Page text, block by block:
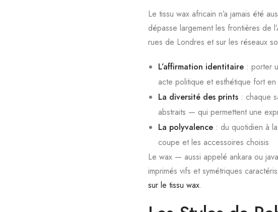
Le tissu wax africain n’a jamais été
dépasse largement les frontières de
rues de Londres et sur les réseaux
L’affirmation identitaire: porter
acte politique et esthétique fort
La diversité des prints: chaque
abstraits — qui permettent une
La polyvalence: du quotidien à la
coupe et les accessoires choisis
Le wax — aussi appelé ankara ou
imprimés vifs et symétriques
sur le tissu wax.